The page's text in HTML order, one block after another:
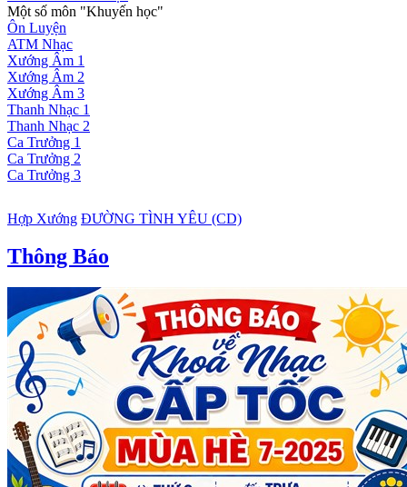
Một số môn "Khuyến học"
Ôn Luyện
ATM Nhạc
Xướng Âm 1
Xướng Âm 2
Xướng Âm 3
Thanh Nhạc 1
Thanh Nhạc 2
Ca Trưởng 1
Ca Trưởng 2
Ca Trưởng 3
Hợp Xướng ĐƯỜNG TÌNH YÊU (CD)
Thông Báo